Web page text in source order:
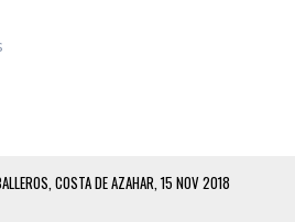
COSTA DE AZAHAR, 15 NOV 2018